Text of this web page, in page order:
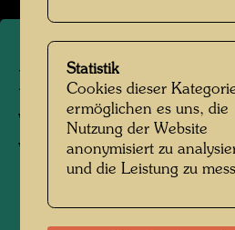
Hundertwasser
von Karin
Wunderlich
1964
Statistik
Cookies dieser
ermöglichen es uns, die
Nutzung der Website
anonymisiert zu
und die Leistung zu